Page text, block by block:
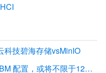
科技碧海存储vsMinIO
英伟达评估下调 Rubin Ultra HBM 配置，或将不限于12Hi HBM4E